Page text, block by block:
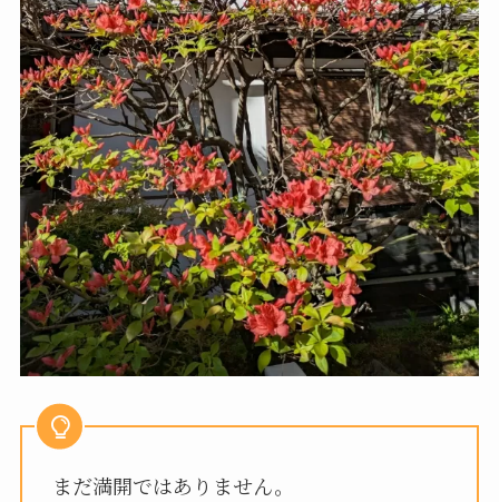
まだ満開ではありません。